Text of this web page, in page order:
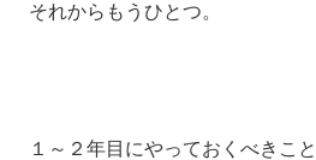
それからもうひとつ。
１～２年目にやっておくべきこ